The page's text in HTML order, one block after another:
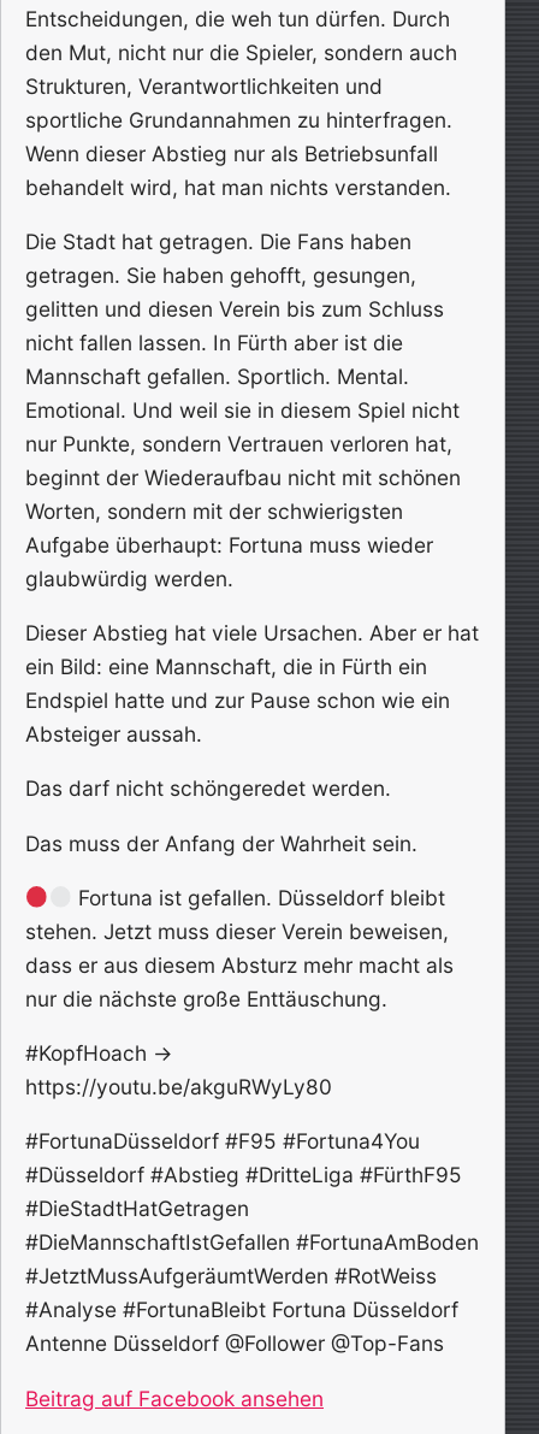
Entscheidungen, die weh tun dürfen. Durch
den Mut, nicht nur die Spieler, sondern auch
Strukturen, Verantwortlichkeiten und
sportliche Grundannahmen zu hinterfragen.
Wenn dieser Abstieg nur als Betriebsunfall
behandelt wird, hat man nichts verstanden.
Die Stadt hat getragen. Die Fans haben
getragen. Sie haben gehofft, gesungen,
gelitten und diesen Verein bis zum Schluss
nicht fallen lassen. In Fürth aber ist die
Mannschaft gefallen. Sportlich. Mental.
Emotional. Und weil sie in diesem Spiel nicht
nur Punkte, sondern Vertrauen verloren hat,
beginnt der Wiederaufbau nicht mit schönen
Worten, sondern mit der schwierigsten
Aufgabe überhaupt: Fortuna muss wieder
glaubwürdig werden.
Dieser Abstieg hat viele Ursachen. Aber er hat
ein Bild: eine Mannschaft, die in Fürth ein
Endspiel hatte und zur Pause schon wie ein
Absteiger aussah.
Das darf nicht schöngeredet werden.
Das muss der Anfang der Wahrheit sein.
Fortuna ist gefallen. Düsseldorf bleibt
stehen. Jetzt muss dieser Verein beweisen,
dass er aus diesem Absturz mehr macht als
nur die nächste große Enttäuschung.
#KopfHoach ->
https://youtu.be/akguRWyLy80
#FortunaDüsseldorf #F95 #Fortuna4You
#Düsseldorf #Abstieg #DritteLiga #FürthF95
#DieStadtHatGetragen
#DieMannschaftIstGefallen #FortunaAmBoden
#JetztMussAufgeräumtWerden #RotWeiss
#Analyse #FortunaBleibt Fortuna Düsseldorf
Antenne Düsseldorf @Follower @Top-Fans
Beitrag auf Facebook ansehen